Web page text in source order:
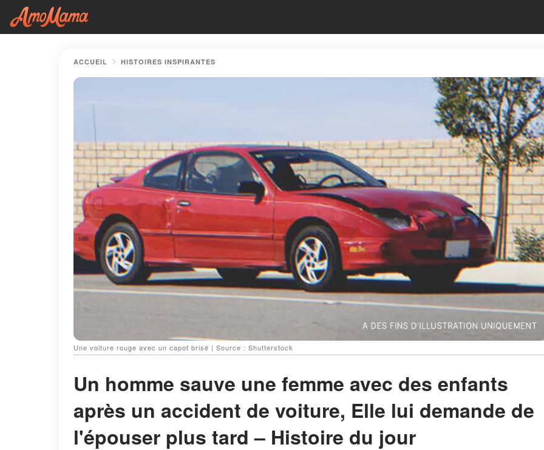
ACCUEIL HISTOIRES INSPIRANTES
Une voiture rouge avec un capot brisé | Source : Shutterstock
Un homme sauve une femme avec des enfants
après un accident de voiture, Elle lui demande de
l'épouser plus tard – Histoire du jour